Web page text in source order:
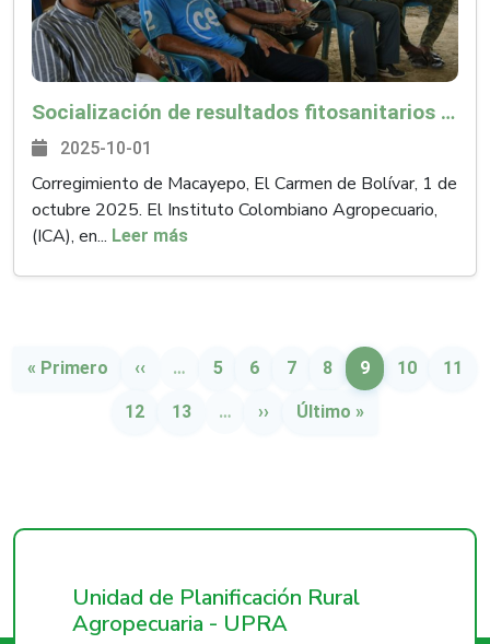
Socialización de resultados fitosanitarios en el Carmen de Bolívar
2025-10-01
Corregimiento de Macayepo, El Carmen de Bolívar, 1 de
octubre 2025. El Instituto Colombiano Agropecuario,
(ICA), en... Leer más
Primera página
« Primero Página anterior
‹‹ … Página
5 Página
6 Página
7 Página
8 Página
9 Página
10 11
Página
12 Página
13 … Siguiente página
›› Última página
Último »
Unidad de Planificación Rural
Agropecuaria - UPRA